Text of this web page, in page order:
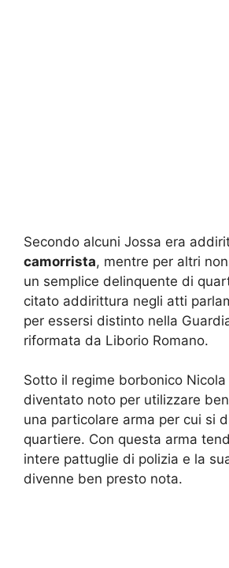
Secondo alcuni Jossa era
camorrista, mentre per altri
un semplice delinquente di
citato addirittura negli atti
per essersi distinto nella
riformata da Liborio Romano.
Sotto il regime borbonico Nicola
diventato noto per utilizzare
una particolare arma per cui si
quartiere. Con questa arma
intere pattuglie di polizia e la
divenne ben presto nota.